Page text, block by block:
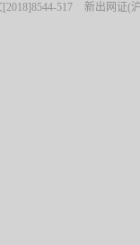
517 新出网证(